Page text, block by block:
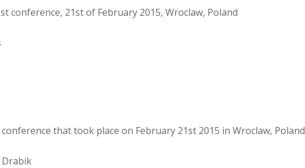
conference, 21st of February 2015, Wroclaw, Poland
that took place on February 21st 2015 in Wroclaw, Poland